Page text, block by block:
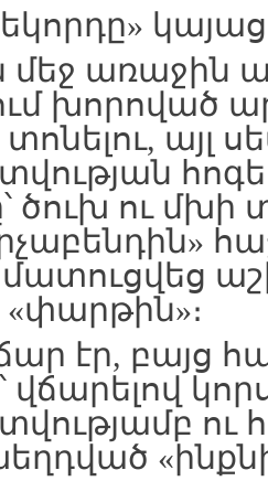
մեջ առաջին
խորոված
այլ
ծուխ ու մխի
էր, բայց
վճարելով
ու